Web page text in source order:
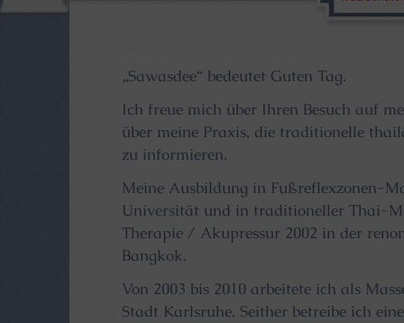
„Sawasdee“ bedeutet Guten Tag.
Ich freue mich über Ihren Besuch auf
über meine Praxis, die traditionelle
zu informieren.
Meine Ausbildung in Fußreflexzonen-
Universität und in traditioneller Thai-
Therapie / Akupressur 2002 in der
Bangkok.
Von 2003 bis 2010 arbeitete ich als
Stadt Karlsruhe. Seither betreibe ich